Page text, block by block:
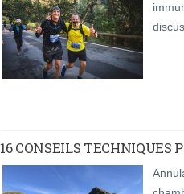
16 CONSEILS TECHNIQUES